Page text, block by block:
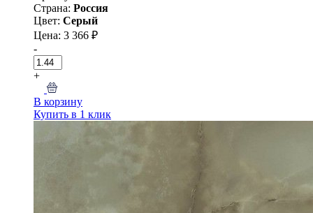
Страна: Россия
Цвет: Серый
Цена: 3 366 ₽
-
+
В корзину
Купить в 1 клик